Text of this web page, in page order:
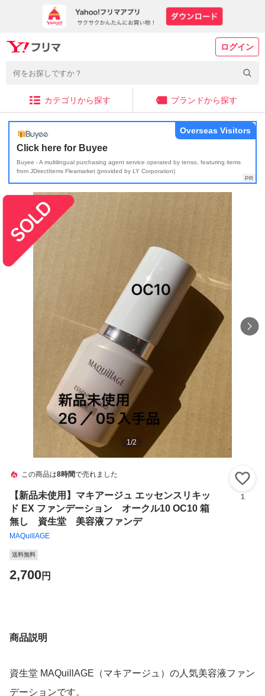
ログイン
カテゴリから探す ブランドから探す
Click here for Buyee
Buyee - A multilingual purchasing agent service operated by tenso, featuring items
from JDirectItems Fleamarket (provided by LY Corporation)
Overseas Visitors
1/2
この商品は8時間で売れました
【新品未使用】マキアージュ エッセンスリキッ
ド EX ファンデーション オークル10 OC10 箱
無し 資生堂 美容液ファンデ
MAQuillAGE
1
送料無料
2,700円
商品説明
資生堂 MAQuillAGE（マキアージュ）の人気美容液ファン
デーションです。